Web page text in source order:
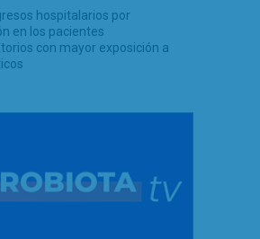
hospitalarios por
en los pacientes
con mayor exposición a